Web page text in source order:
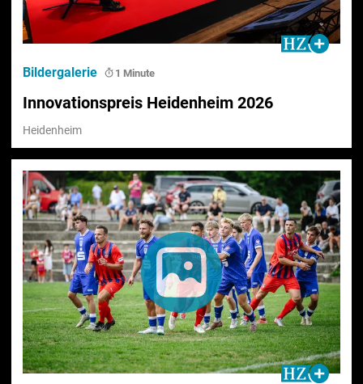
Innovationspreis Heidenheim 2026
Heidenheim
Bildergalerie 1 Minute